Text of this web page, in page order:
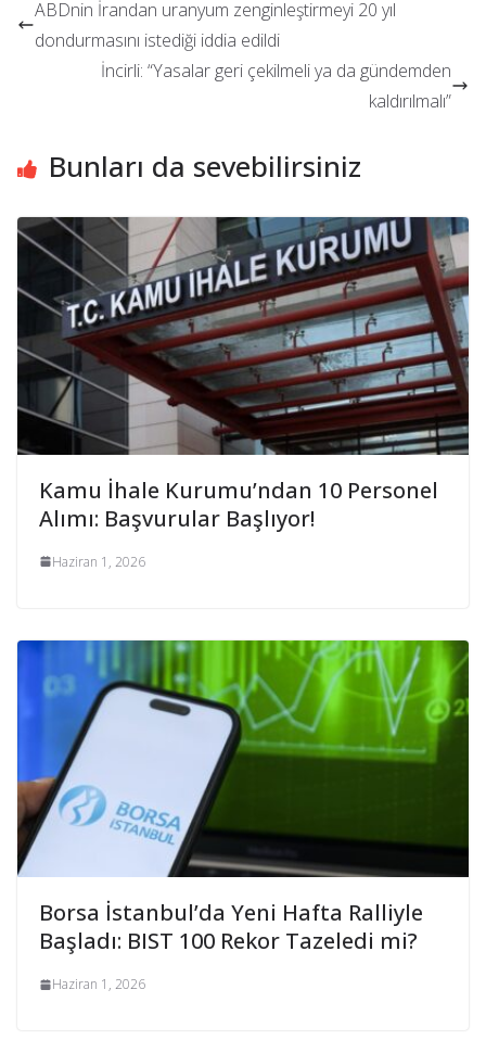
ABDnin İrandan uranyum zenginleştirmeyi 20 yıl
dondurmasını istediği iddia edildi
İncirli: “Yasalar geri çekilmeli ya da gündemden
kaldırılmalı”
Bunları da sevebilirsiniz
Kamu İhale Kurumu’ndan 10 Personel
Alımı: Başvurular Başlıyor!
Haziran 1, 2026
Borsa İstanbul’da Yeni Hafta Ralliyle
Başladı: BIST 100 Rekor Tazeledi mi?
Haziran 1, 2026